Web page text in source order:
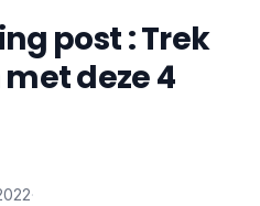
post : Trek
deze 4
·